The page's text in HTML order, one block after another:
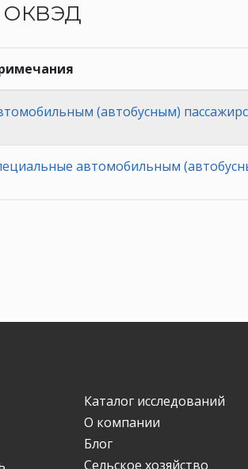
ОКВЭД
(автобусным)
автомобильным
Каталог исследований
О компании
Блог
Сельское хозяйство